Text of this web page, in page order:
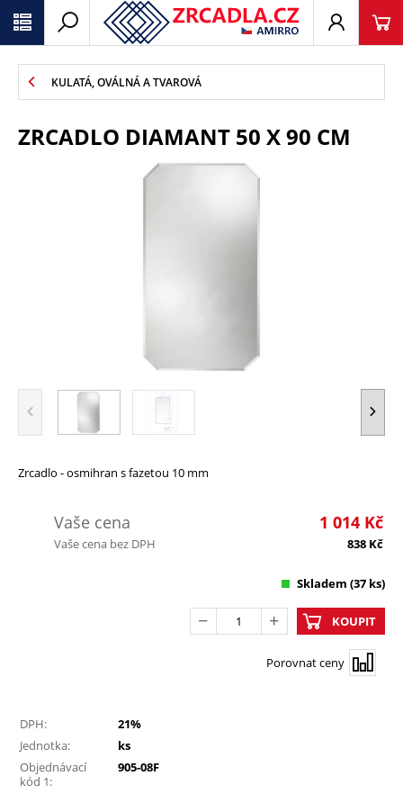
KULATÁ, OVÁLNÁ A TVAROVÁ
ZRCADLO DIAMANT 50 X 90 CM
Zrcadlo - osmihran s fazetou 10 mm
Vaše cena 1 014 Kč
Vaše cena bez DPH 838 Kč
Skladem (37 ks)
Porovnat ceny
KOUPIT
DPH:
21%
Jednotka:
ks
Objednávací
kód 1:
905-08F